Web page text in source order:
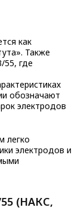
как
Также
где
обозначают
электродов
легко
электродов и
(НАКС,